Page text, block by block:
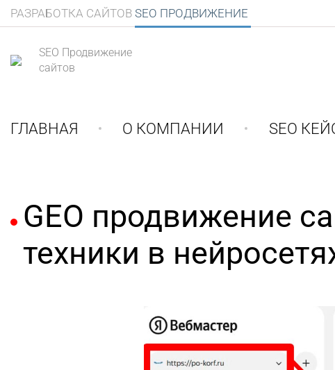
РАЗРАБОТКА САЙТОВ SEO ПРОДВИЖЕНИЕ
SEO Продвижение
сайтов
ГЛАВНАЯ О КОМПАНИИ SEO
GEO продвижение
техники в